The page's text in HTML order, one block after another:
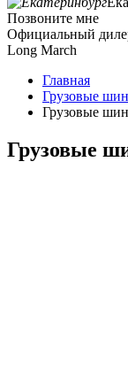
Позвоните мне
Официальный
Long March
Главная
Грузовые
Грузовые
Грузовые